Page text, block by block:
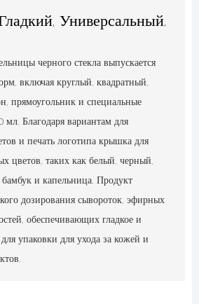
Универсальный,
черного стекла выпускается
включая круглый, квадратный,
прямоугольник и специальные
Благодаря вариантам для
и печать логотипа крышка для
цветов, таких как белый, черный,
и капельница. Продукт
дозирования сывороток, эфирных
обеспечивающих гладкое и
упаковки для ухода за кожей и